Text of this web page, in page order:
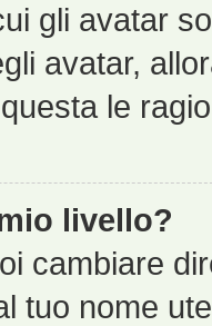
gli avatar
avatar,
le
livello?
cambiare
tuo nome